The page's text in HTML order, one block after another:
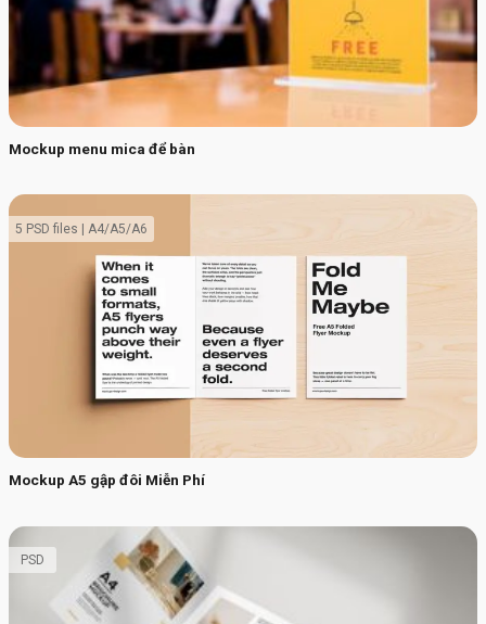
Mockup menu mica để bàn
Mockup A5 gập đôi Miễn Phí
5 PSD files | A4/A5/A6
PSD